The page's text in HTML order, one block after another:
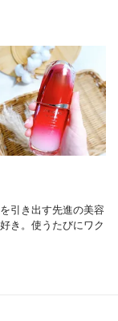
引き出す先進の美容
き。使うたびにワク